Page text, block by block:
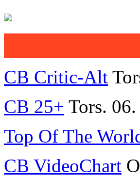
CB Critic-Alt
CB 25+ Tors.
Top Of The
CB VideoChart